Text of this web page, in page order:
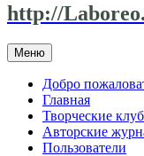
http://
Меню Перейти
к
содержимому
Добро
Главная
Творческие
Авторские
Пользователи